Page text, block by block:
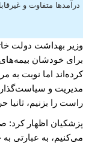
درآمدها متفاوت و
وزیر بهداشت دولت
برای خودشان
کرده‌اند اما نوبت به
مدیریت و
راست را بزنیم،
پزشکیان اظهار کرد:
می‌کنیم، به عبارتی